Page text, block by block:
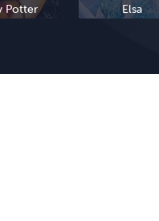
Potter Elsa